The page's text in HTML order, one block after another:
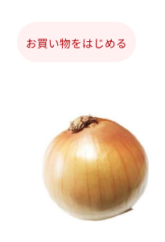
お買い物をはじめる